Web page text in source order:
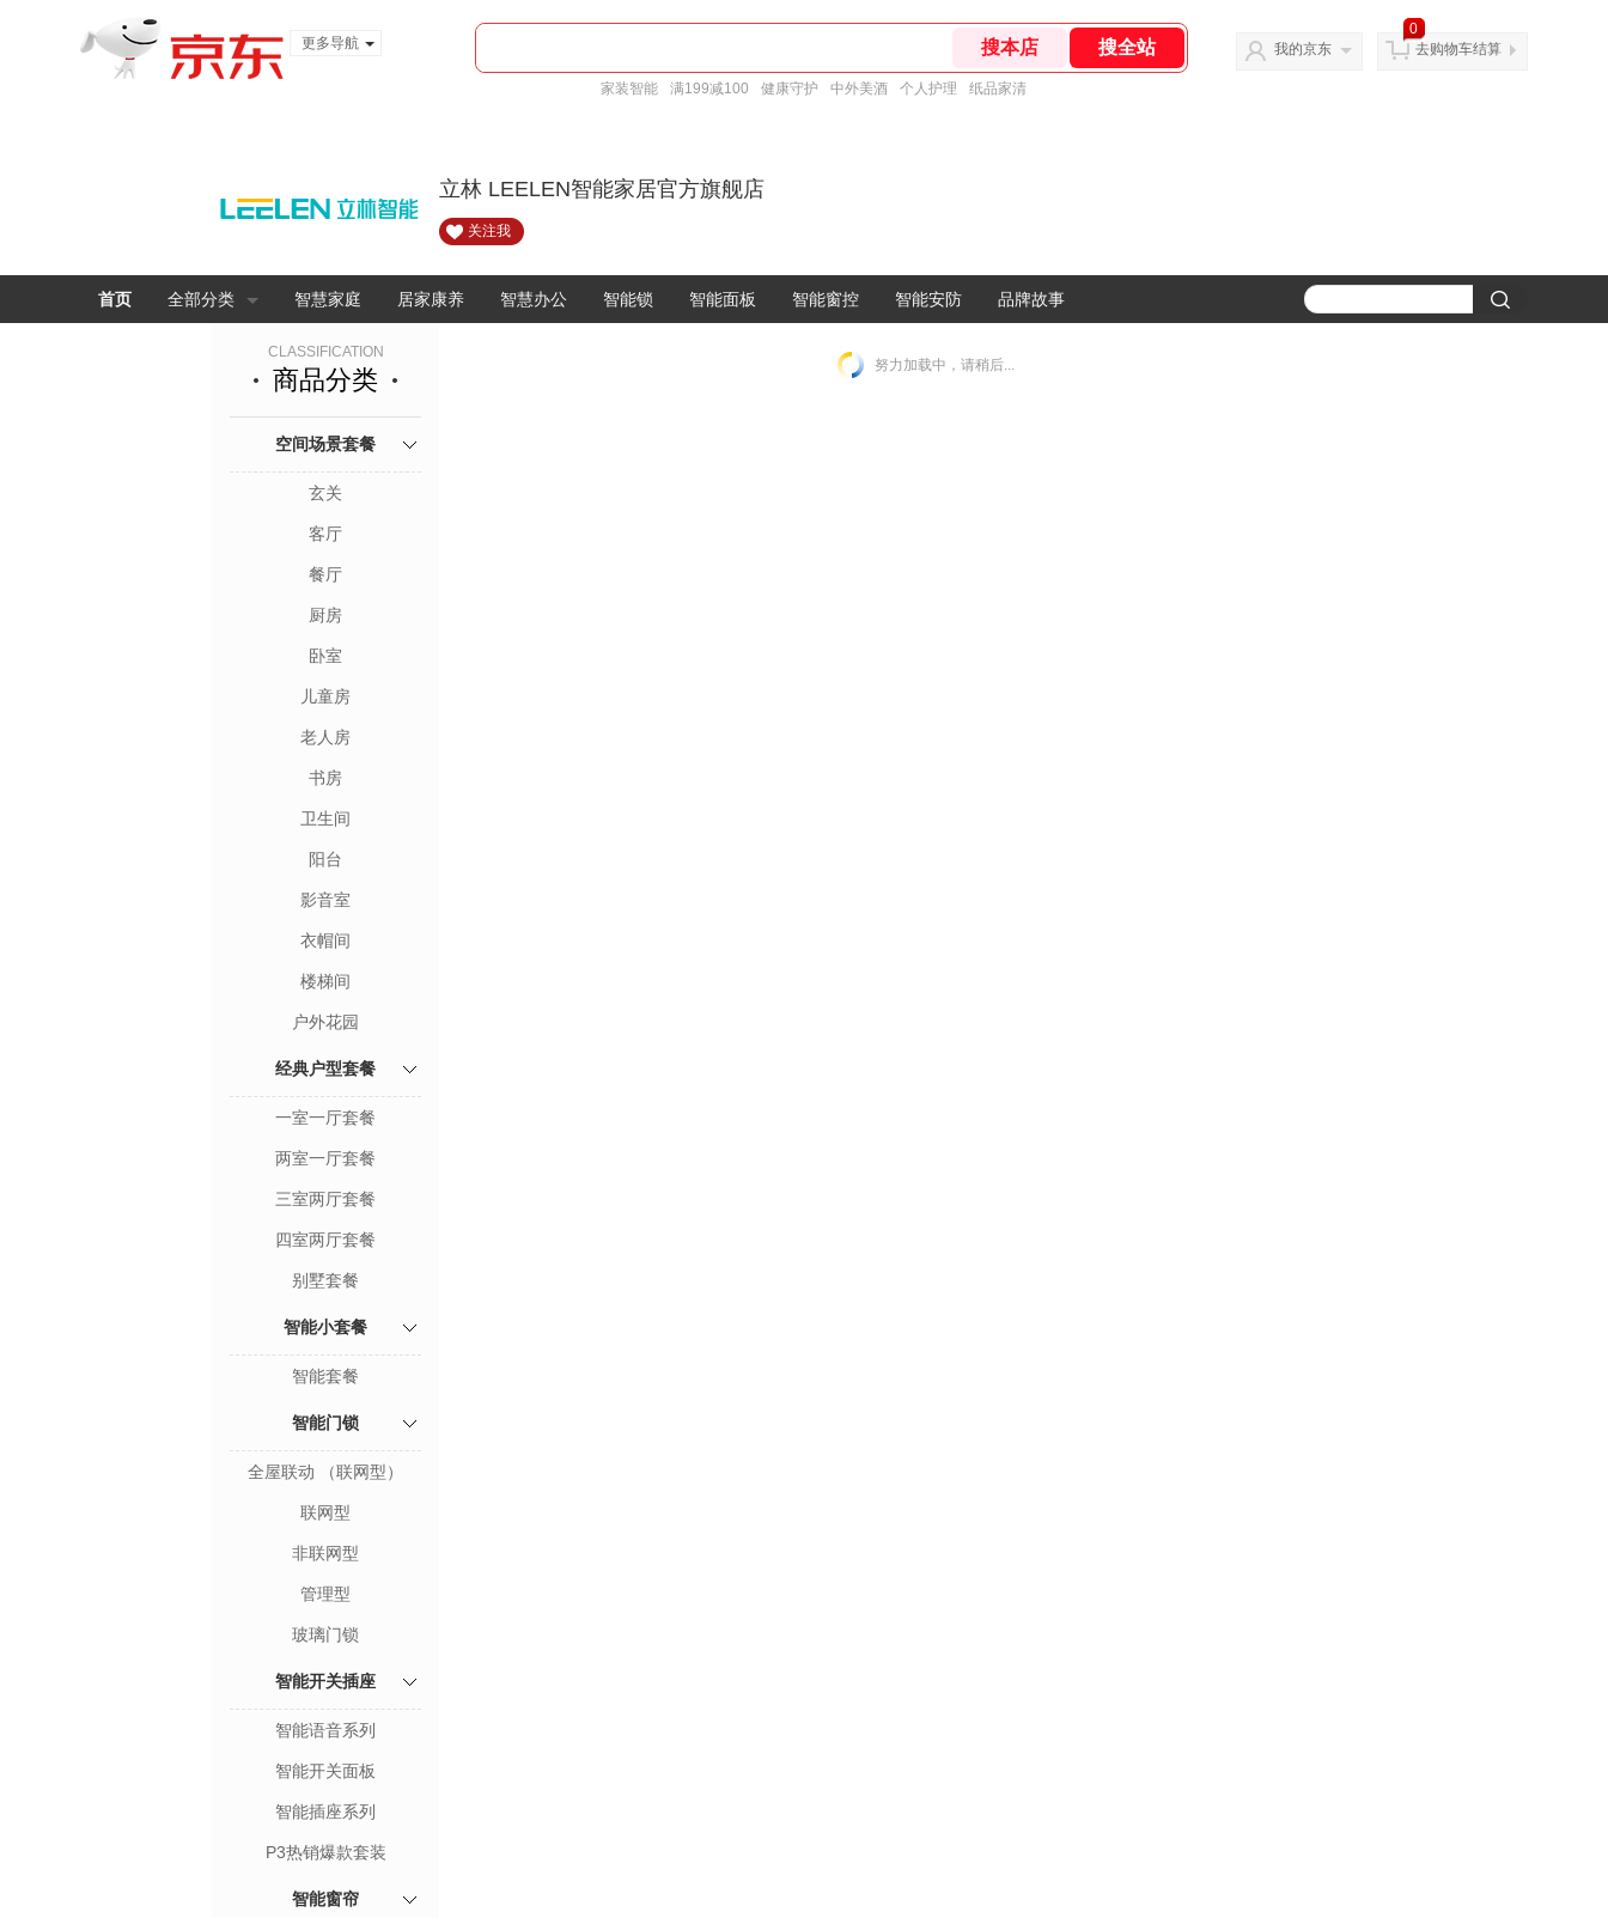
更多导航
家装智能 满199减100 健康守护 中外美酒 个人护理 纸品家清
我的京东
0
去购物车结算
立林 LEELEN智能家居官方旗舰店
关注我
首页 全部分类 智慧家庭 居家康养 智慧办公 智能锁 智能面板 智能窗控 智能安防 品牌故事
CLASSIFICATION
商品分类
空间场景套餐
玄关
客厅
餐厅
厨房
卧室
儿童房
老人房
书房
卫生间
阳台
影音室
衣帽间
楼梯间
户外花园
经典户型套餐
一室一厅套餐
两室一厅套餐
三室两厅套餐
四室两厅套餐
别墅套餐
智能小套餐
智能套餐
智能门锁
全屋联动 （联网型）
联网型
非联网型
管理型
玻璃门锁
智能开关插座
智能语音系列
智能开关面板
智能插座系列
P3热销爆款套装
智能窗帘
努力加载中，请稍后...